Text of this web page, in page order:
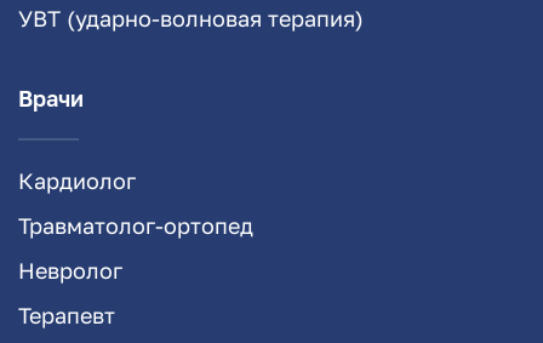
УВТ (ударно-волновая терапия)
Врачи
Кардиолог
Травматолог-ортопед
Невролог
Терапевт